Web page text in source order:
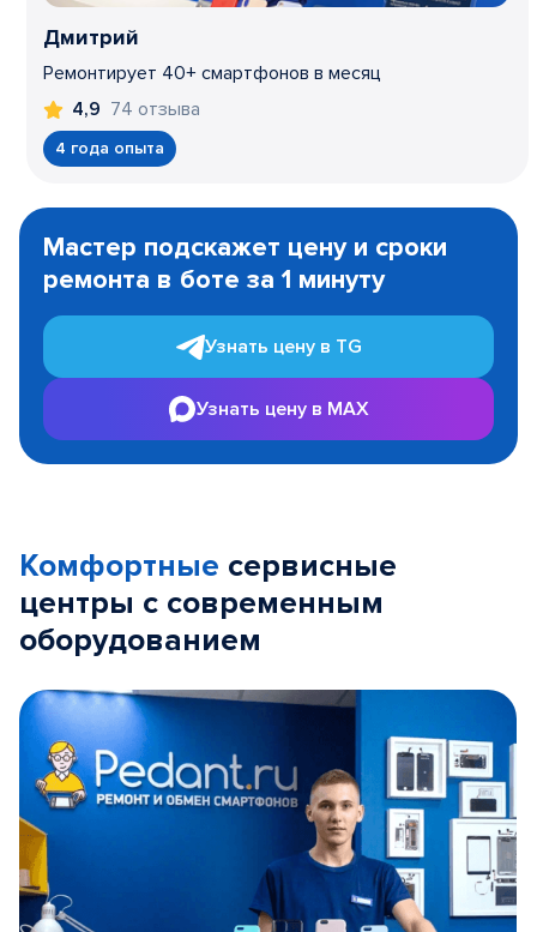
Дмитрий
Ремонтирует 40+ смартфонов в месяц
4,9 74 отзыва
4 года опыта
1
Мастер подскажет цену и сроки
ремонта в боте за 1 минуту
Узнать цену в TG
Узнать цену в MAX
Комфортные сервисные
центры с современным
оборудованием